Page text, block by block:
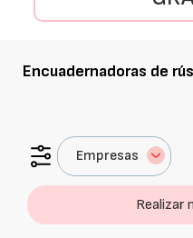
Encuadernadoras de
Empresas
Realizar